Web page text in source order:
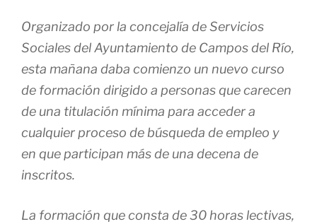
Organizado por la concejalía de Servicios
Sociales del Ayuntamiento de Campos del Río,
esta mañana daba comienzo un nuevo curso
de formación dirigido a personas que carecen
de una titulación mínima para acceder a
cualquier proceso de búsqueda de empleo y
en que participan más de una decena de
inscritos.
La formación que consta de 30 horas lectivas,